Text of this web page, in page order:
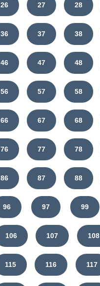
26 27 28
36 37 38
46 47 48
56 57 58
66 67 68
76 77 78
86 87 88
96 97 99
106 107 108
115 116 117